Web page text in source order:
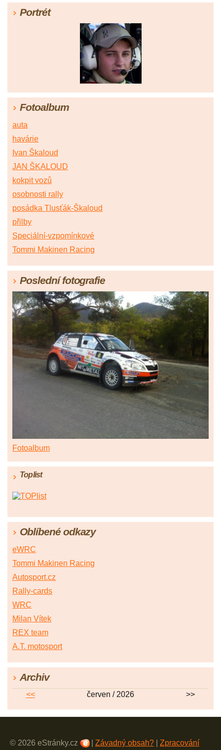
Portrét
Fotoalbum
auta
havárie
Ivan Škaloud
JAN ŠKALOUD
kokpit vozů
osobnosti rally
posádka Tlusťák-Škaloud
přilby
Speciální-vzpomínkové
Tommi Makinen Racing
Poslední fotografie
Fotoalbum
Toplist
Oblíbené odkazy
eWRC
Tommi Makinen Racing
Autosport.cz
Rally-cards
WRC
Milan Vítek
REX team
A.T. motosport
Archiv
<< červen / 2026 >>
© 2026 eStránky.cz Závadný obsah? Zpracování